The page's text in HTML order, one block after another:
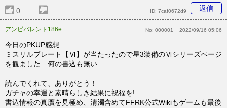
0 返信
ID: 7caf0672d9
アンビバレント186e No: 000001 2022/09/16 05:06
今日のPKUP感想
ミスリルプレート【Ⅵ】が当たったので星3装備のⅥシリーズページ
を観ました 何の書込も無い
読んでくれて、ありがとう！
ガチャの幸運と素晴らしき結果に祝福を!
書込情報の真贋を見極め、清濁含めてFFRK公式Wikiもゲームも最後